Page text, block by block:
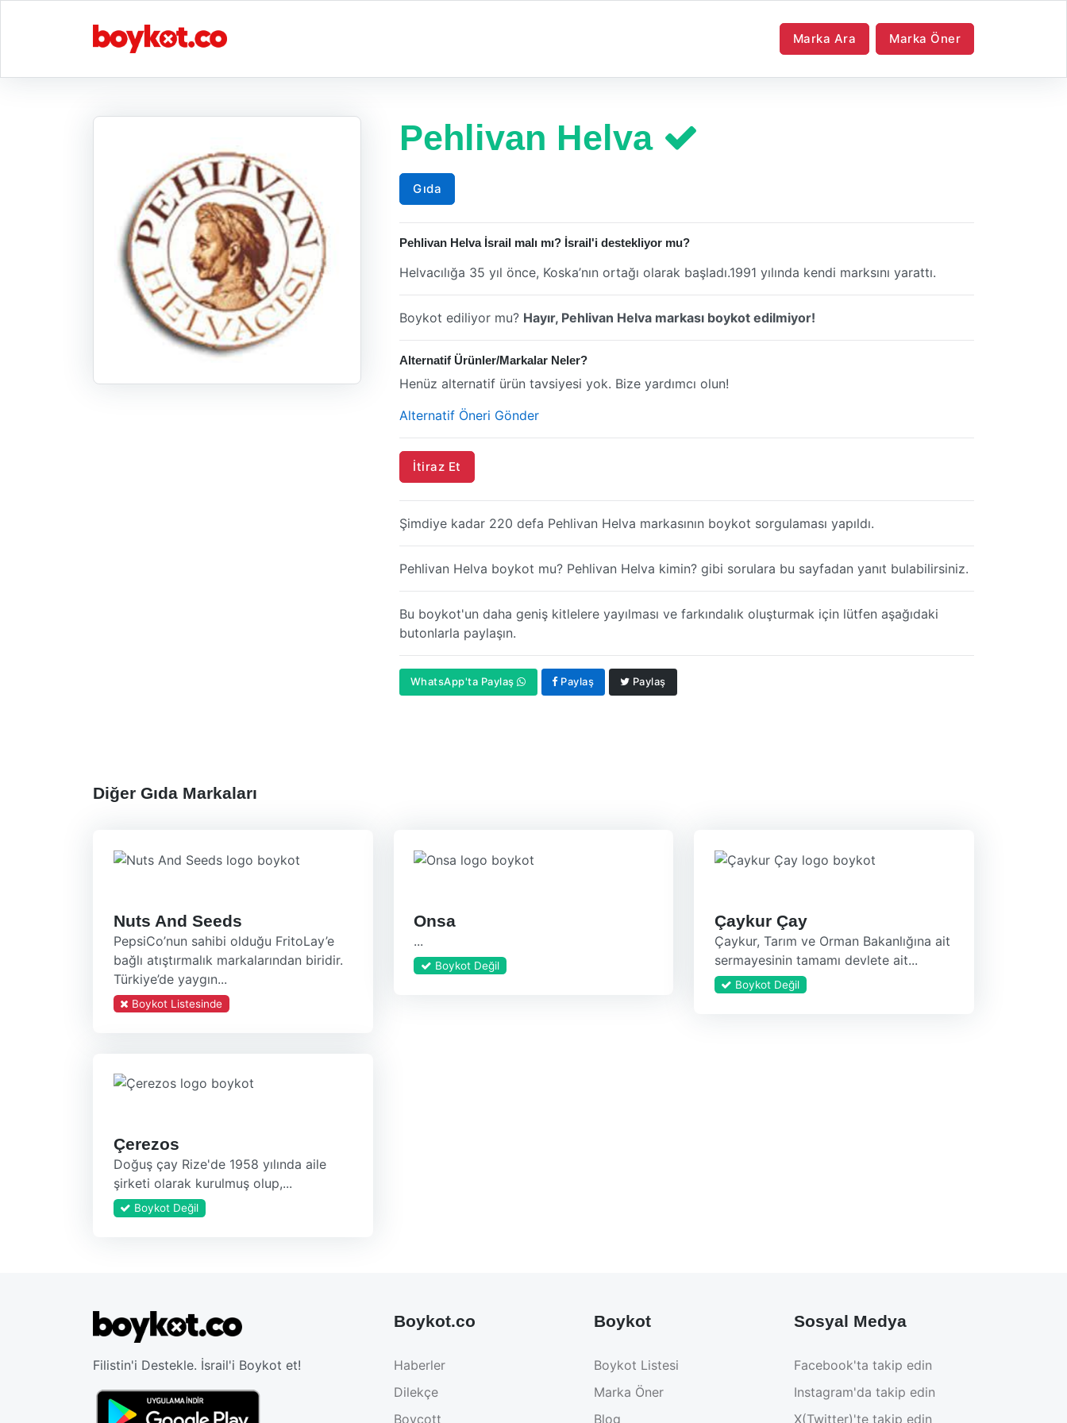
Marka Ara Marka Öner
Pehlivan Helva
Gıda
Pehlivan Helva İsrail malı mı? İsrail'i destekliyor mu?
Helvacılığa 35 yıl önce, Koska’nın ortağı olarak başladı.1991 yılında kendi marksını yarattı.
Boykot ediliyor mu? Hayır, Pehlivan Helva markası boykot edilmiyor!
Alternatif Ürünler/Markalar Neler?
Henüz alternatif ürün tavsiyesi yok. Bize yardımcı olun!
Alternatif Öneri Gönder
İtiraz Et
Şimdiye kadar 220 defa Pehlivan Helva markasının boykot sorgulaması yapıldı.
Pehlivan Helva boykot mu? Pehlivan Helva kimin? gibi sorulara bu sayfadan yanıt bulabilirsiniz.
Bu boykot'un daha geniş kitlelere yayılması ve farkındalık oluşturmak için lütfen aşağıdaki
butonlarla paylaşın.
WhatsApp'ta Paylaş Paylaş Paylaş
Diğer Gıda Markaları
Nuts And Seeds
PepsiCo’nun sahibi olduğu FritoLay’e
bağlı atıştırmalık markalarından biridir.
Türkiye’de yaygın...
Boykot Listesinde
Onsa
...
Boykot Değil
Çaykur Çay
Çaykur, Tarım ve Orman Bakanlığına ait
sermayesinin tamamı devlete ait...
Boykot Değil
Çerezos
Doğuş çay Rize'de 1958 yılında aile
şirketi olarak kurulmuş olup,...
Boykot Değil
Filistin'i Destekle. İsrail'i Boykot et!
Boykot.co
Haberler
Dilekçe
Boycott
Boykot
Boykot Listesi
Marka Öner
Blog
Sosyal Medya
Facebook'ta takip edin
Instagram'da takip edin
X(Twitter)'te takip edin